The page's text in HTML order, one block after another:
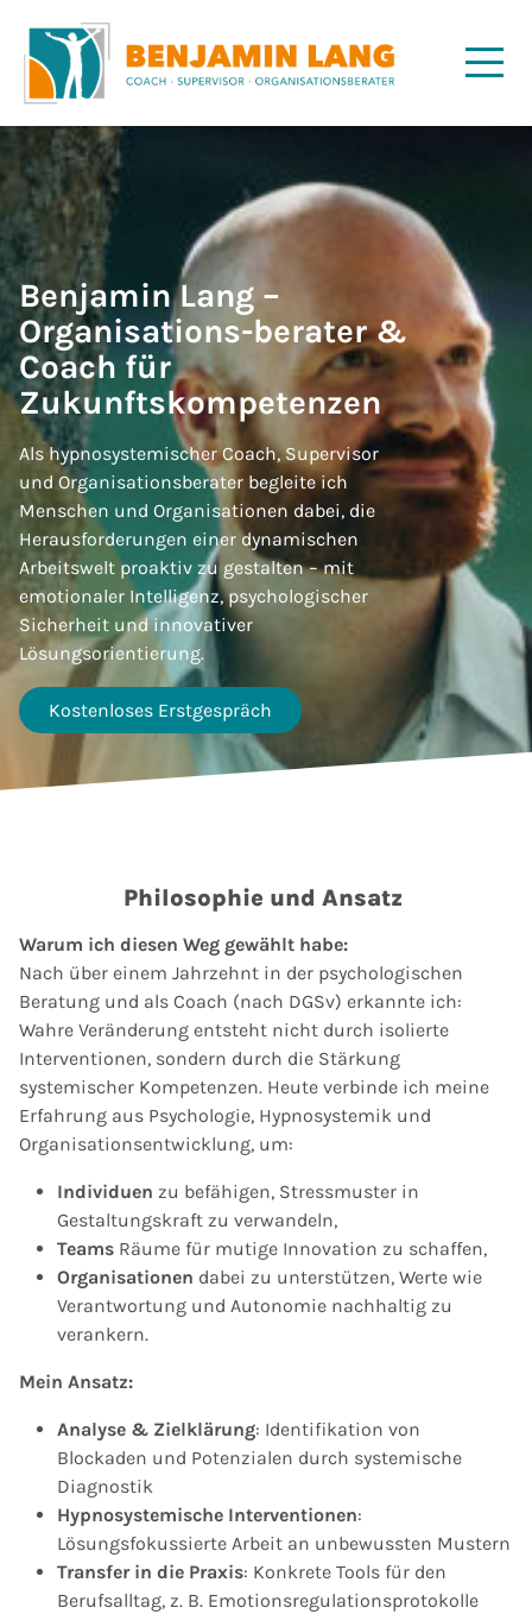
Benjamin Lang –
Organisations-berater &
Coach für
Zukunftskompetenzen
Als hypnosystemischer Coach, Supervisor
und Organisationsberater begleite ich
Menschen und Organisationen dabei, die
Herausforderungen einer dynamischen
Arbeitswelt proaktiv zu gestalten – mit
emotionaler Intelligenz, psychologischer
Sicherheit und innovativer
Lösungsorientierung.
Kostenloses Erstgespräch
Philosophie und Ansatz
Warum ich diesen Weg gewählt habe:
Nach über einem Jahrzehnt in der psychologischen
Beratung und als Coach (nach DGSv) erkannte ich:
Wahre Veränderung entsteht nicht durch isolierte
Interventionen, sondern durch die Stärkung
systemischer Kompetenzen. Heute verbinde ich meine
Erfahrung aus Psychologie, Hypnosystemik und
Organisationsentwicklung, um:
Individuen zu befähigen, Stressmuster in
Gestaltungskraft zu verwandeln,
Teams Räume für mutige Innovation zu schaffen,
Organisationen dabei zu unterstützen, Werte wie
Verantwortung und Autonomie nachhaltig zu
verankern.
Mein Ansatz:
Analyse & Zielklärung: Identifikation von
Blockaden und Potenzialen durch systemische
Diagnostik
Hypnosystemische Interventionen:
Lösungsfokussierte Arbeit an unbewussten Mustern
Transfer in die Praxis: Konkrete Tools für den
Berufsalltag, z. B. Emotionsregulationsprotokolle